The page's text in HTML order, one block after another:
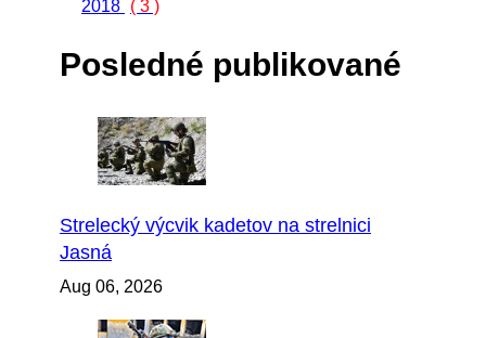
2018 ( 3 )
Posledné publikované
Strelecký výcvik kadetov na strelnici
Jasná
Aug 06, 2026